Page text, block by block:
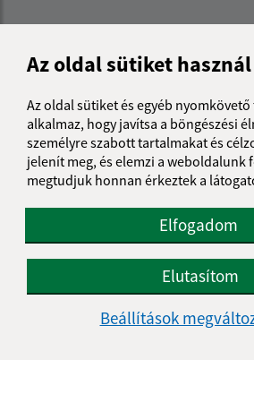
Az oldal sütiket használ
Az oldal sütiket és egyéb
alkalmaz, hogy javítsa a böngészési
személyre szabott tartalmakat és
jelenít meg, és elemzi a weboldalunk
megtudjuk honnan érkeztek a
Elfogadom
Elutasítom
BeállításokAz oldalról: